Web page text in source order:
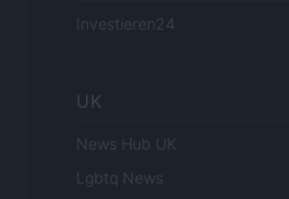
Investieren24
UK
News Hub UK
Lgbtq News